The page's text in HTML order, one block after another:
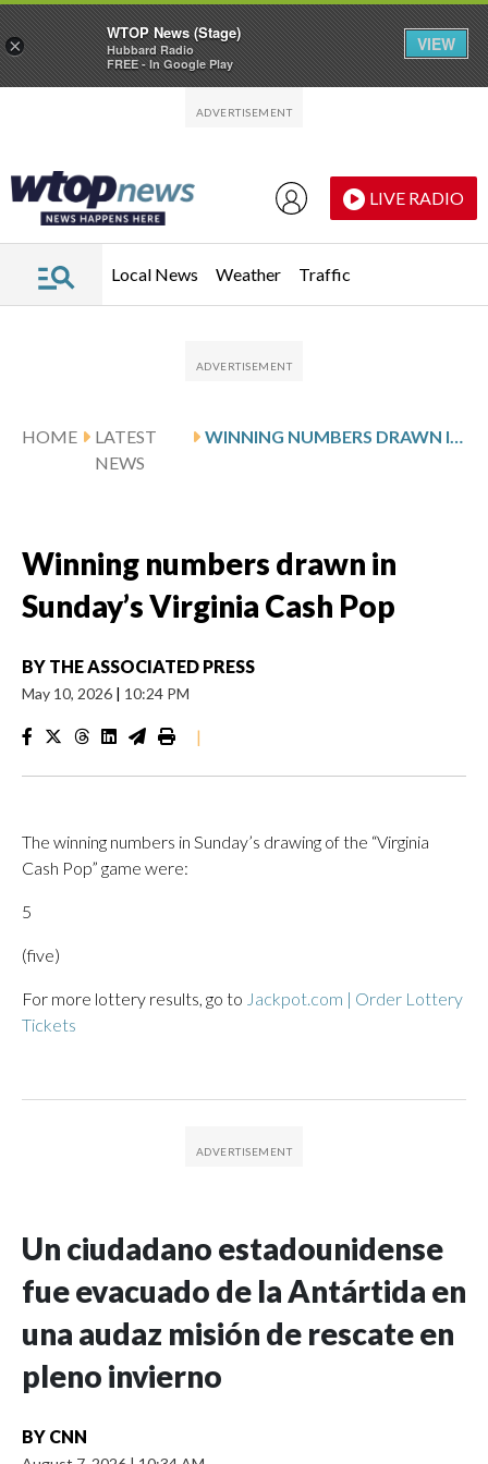
LIVE RADIO
Local News Weather Traffic
HOME
LATEST
NEWS
WINNING NUMBERS DRAWN IN SUNDAY’S VIRGINIA CASH POP
Winning numbers drawn in
Sunday’s Virginia Cash Pop
BY THE ASSOCIATED PRESS
May 10, 2026 | 10:24 PM
|
The winning numbers in Sunday’s drawing of the “Virginia
Cash Pop” game were:
5
(five)
For more lottery results, go to Jackpot.com | Order Lottery
Tickets
Un ciudadano estadounidense
fue evacuado de la Antártida en
una audaz misión de rescate en
pleno invierno
BY CNN
×
WTOP News (Stage)
Hubbard Radio
FREE - In Google Play
VIEW